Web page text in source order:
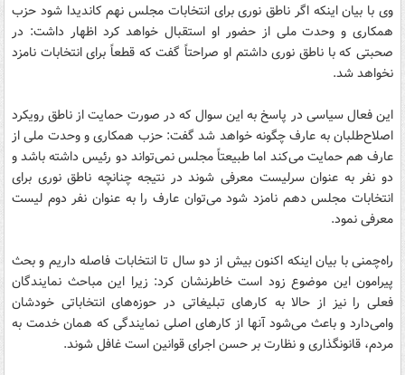
وی با بیان اینکه اگر ناطق نوری برای انتخابات مجلس نهم کاندیدا شود حزب
همکاری و وحدت ملی از حضور او استقبال خواهد کرد اظهار داشت: در
صحبتی که با ناطق نوری داشتم او صراحتاً گفت که قطعاً برای انتخابات نامزد
نخواهد شد.
این فعال سیاسی در پاسخ به این سوال که در صورت حمایت از ناطق رویکرد
اصلاح‌طلبان به عارف چگونه خواهد شد گفت: حزب همکاری و وحدت ملی از
عارف هم حمایت می‌کند اما طبیعتاً مجلس نمی‌تواند دو رئیس داشته باشد و
دو نفر به عنوان سرلیست معرفی شوند در نتیجه چنانچه ناطق نوری برای
انتخابات مجلس دهم نامزد شود می‌توان عارف را به عنوان نفر دوم لیست
معرفی نمود.
راه‌چمنی با بیان اینکه اکنون بیش از دو سال تا انتخابات فاصله داریم و بحث
پیرامون این موضوع زود است خاطرنشان کرد: زیرا این مباحث نمایندگان
فعلی را نیز از حالا به کارهای تبلیغاتی در حوزه‌های انتخاباتی خودشان
وامی‌دارد و باعث می‌شود آنها از کارهای اصلی نمایندگی که همان خدمت به
مردم، قانونگذاری و نظارت بر حسن اجرای قوانین است غافل شوند.